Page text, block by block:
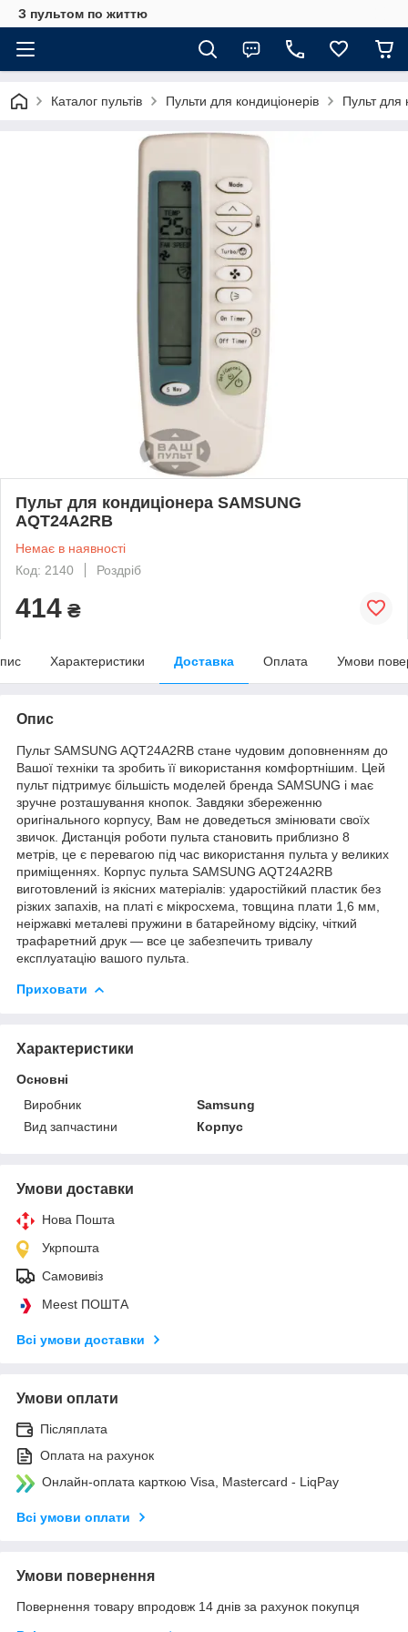
З пультом по життю
Каталог пультів Пульти для кондиціонерів Пульт для
Пульт для кондиціонера SAMSUNG
AQT24A2RB
Немає в наявності
Код: 2140
Роздріб
414 ₴
Характеристики Доставка Оплата Умови
Опис
Пульт SAMSUNG AQT24A2RB стане чудовим доповненням до
Вашої техніки та зробить її використання комфортнішим. Цей
пульт підтримує більшість моделей бренда SAMSUNG і має
зручне розташування кнопок. Завдяки збереженню
оригінального корпусу, Вам не доведеться змінювати своїх
звичок. Дистанція роботи пульта становить приблизно 8
метрів, це є перевагою під час використання пульта у великих
приміщеннях. Корпус пульта SAMSUNG AQT24A2RB
виготовлений із якісних матеріалів: ударостійкий пластик без
різких запахів, на платі є мікросхема, товщина плати 1,6 мм,
неіржавкі металеві пружини в батарейному відсіку, чіткий
трафаретний друк — все це забезпечить тривалу
експлуатацію вашого пульта.
Приховати
Характеристики
Основні
Виробник
Samsung
Вид запчастини
Корпус
Умови доставки
Нова Пошта
Укрпошта
Самовивіз
Meest ПОШТА
Всі умови доставки
Умови оплати
Післяплата
Оплата на рахунок
Онлайн-оплата карткою Visa, Mastercard - LiqPay
Всі умови оплати
Умови повернення
Повернення товару впродовж 14 днів за рахунок покупця